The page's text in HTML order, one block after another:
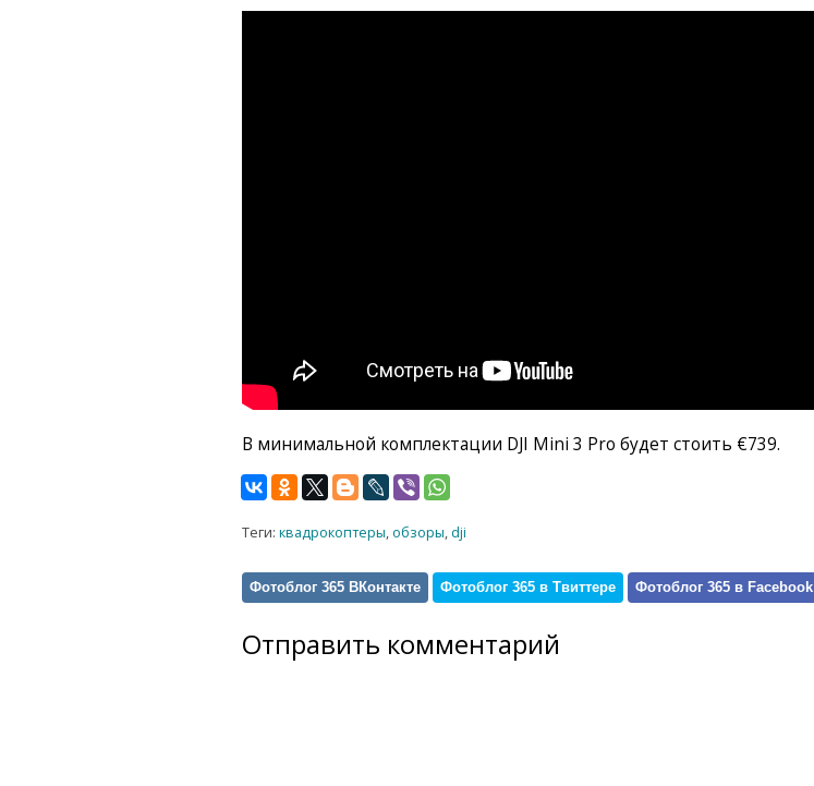
В минимальной комплектации DJI Mini 3 Pro будет стоить €739.
Теги: квадрокоптеры,обзоры,dji
Фотоблог 365 ВКонтакте Фотоблог 365 в Твиттере Фотоблог 365 в Facebook
Отправить комментарий